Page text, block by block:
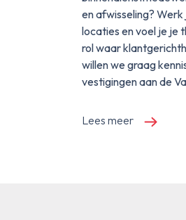
en afwisseling?
locaties en voel je je
rol waar
willen we graag
vestigingen aan de
Lees meer